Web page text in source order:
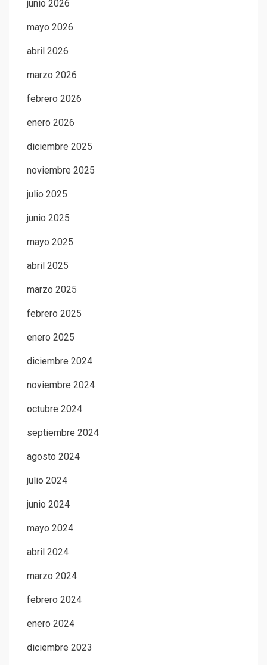
junio 2026
mayo 2026
abril 2026
marzo 2026
febrero 2026
enero 2026
diciembre 2025
noviembre 2025
julio 2025
junio 2025
mayo 2025
abril 2025
marzo 2025
febrero 2025
enero 2025
diciembre 2024
noviembre 2024
octubre 2024
septiembre 2024
agosto 2024
julio 2024
junio 2024
mayo 2024
abril 2024
marzo 2024
febrero 2024
enero 2024
diciembre 2023